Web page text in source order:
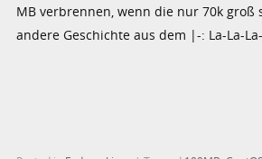
MB verbrennen, wenn die nur 70k groß
andere Geschichte aus dem |-: La-La-